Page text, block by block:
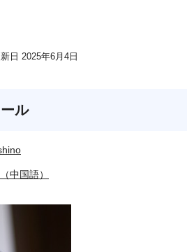
日 2025年6月4日
ル
中国語）